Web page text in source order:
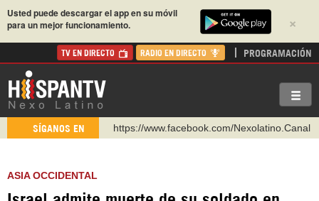
×
Usted puede descargar el app en su móvil
para un mejor funcionamiento.
TV EN DIRECTO RADIO EN DIRECTO PROGRAMACIÓN
SÍGANOS EN
https://www.facebook.com/Nexolatino.Canal
https://t.me/hispantvcanal
ASIA OCCIDENTAL
Israel admite muerte de su soldado en